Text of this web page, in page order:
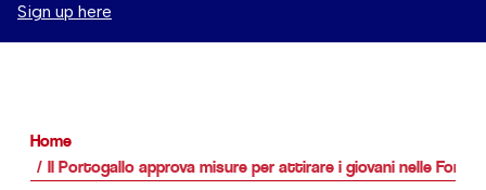
Sign up here
Home
Il Portogallo approva misure per attirare i giovani nelle Forze